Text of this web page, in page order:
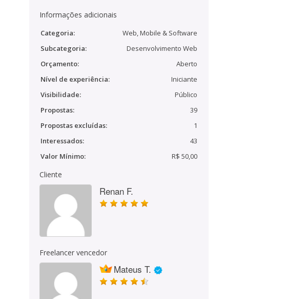
Informações adicionais
Categoria:
Web, Mobile & Software
Subcategoria:
Desenvolvimento Web
Orçamento:
Aberto
Nível de experiência:
Iniciante
Visibilidade:
Público
Propostas:
39
Propostas excluídas:
1
Interessados:
43
Valor Mínimo:
R$ 50,00
Cliente
Renan F.
Freelancer vencedor
Mateus T.